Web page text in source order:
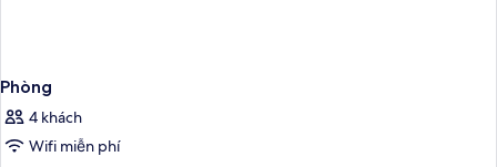
Phòng
4 khách
Wifi miễn phí